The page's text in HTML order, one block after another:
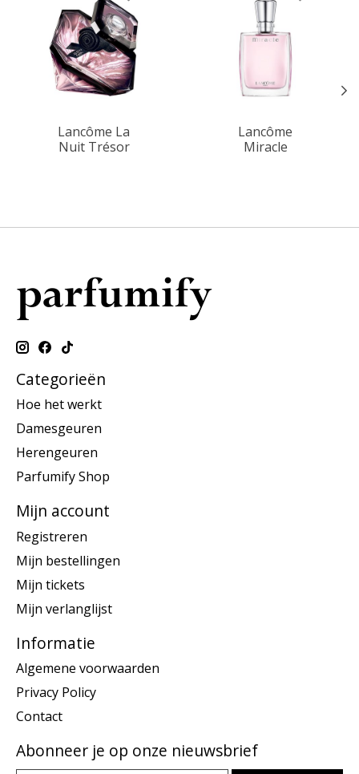
Lancôme La
Nuit Trésor
Lancôme
Miracle
Categorieën
Hoe het werkt
Damesgeuren
Herengeuren
Parfumify Shop
Mijn account
Registreren
Mijn bestellingen
Mijn tickets
Mijn verlanglijst
Informatie
Algemene voorwaarden
Privacy Policy
Contact
Abonneer je op onze nieuwsbrief